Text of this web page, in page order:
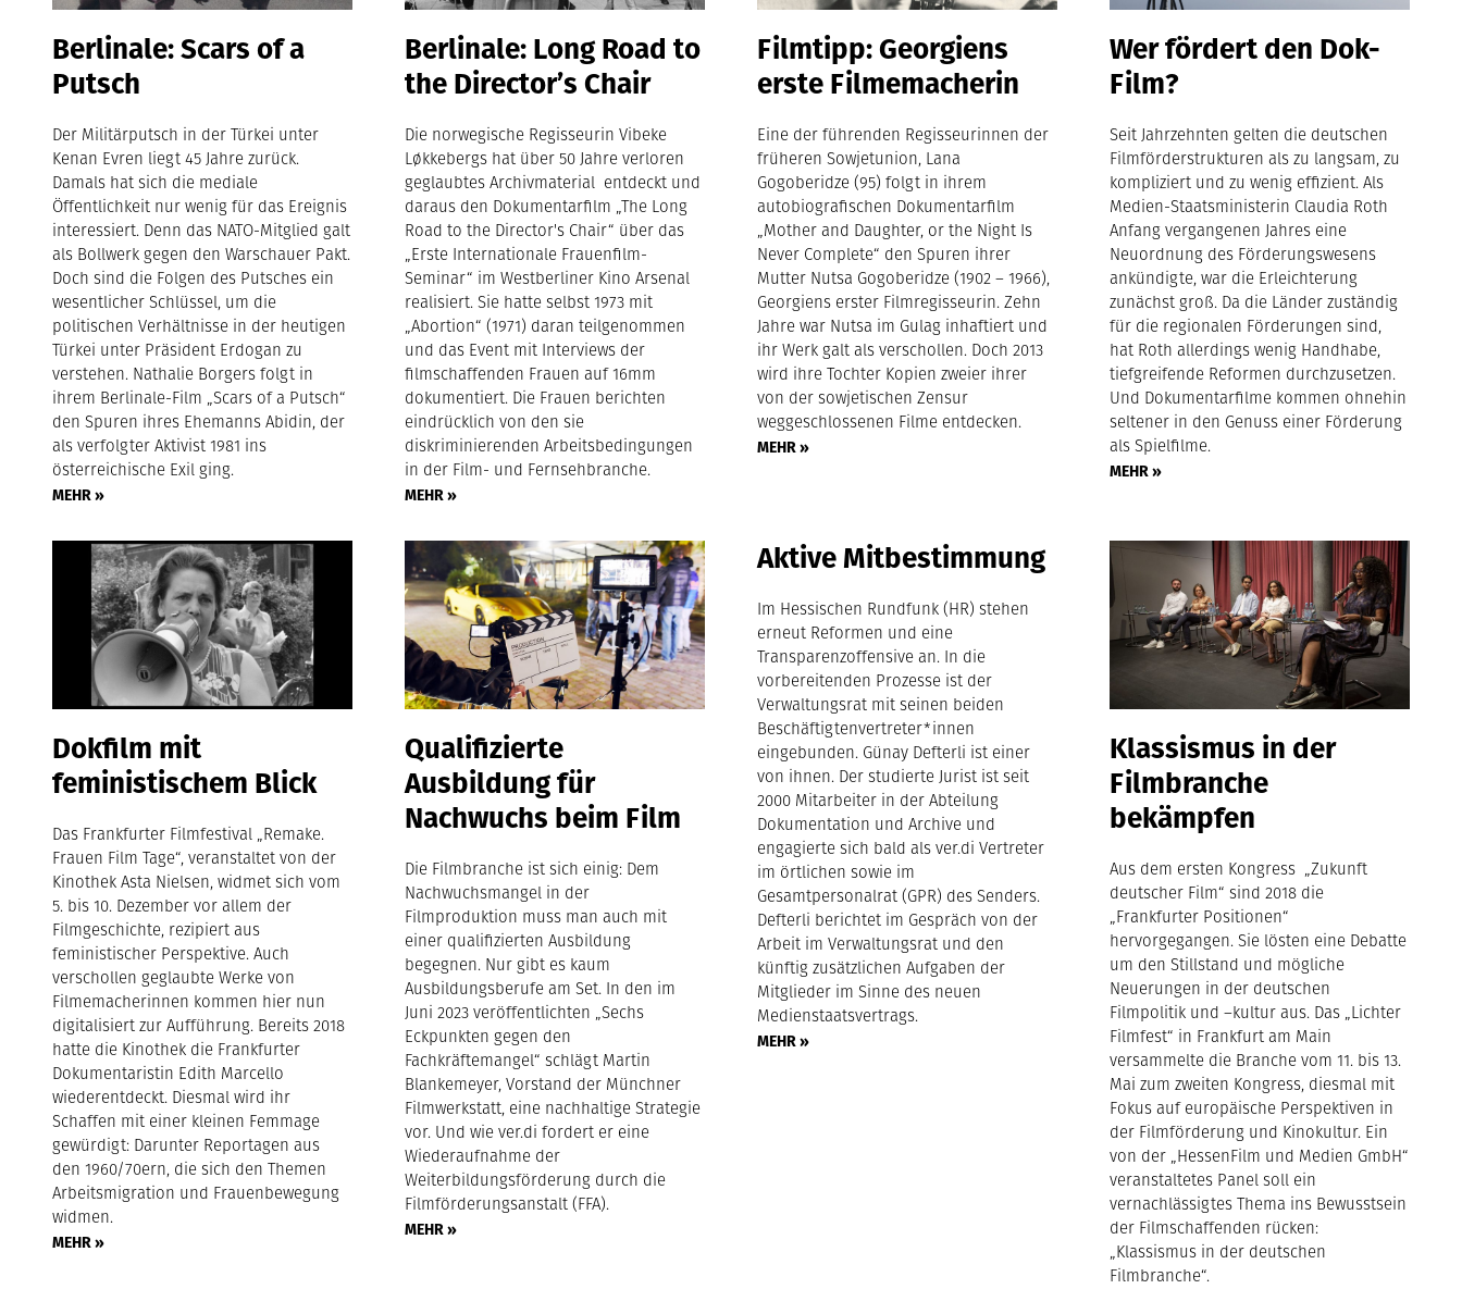
Berlinale: Scars of a
Putsch
Der Militärputsch in der Türkei unter
Kenan Evren liegt 45 Jahre zurück.
Damals hat sich die mediale
Öffentlichkeit nur wenig für das Ereignis
interessiert. Denn das NATO-Mitglied galt
als Bollwerk gegen den Warschauer Pakt.
Doch sind die Folgen des Putsches ein
wesentlicher Schlüssel, um die
politischen Verhältnisse in der heutigen
Türkei unter Präsident Erdogan zu
verstehen. Nathalie Borgers folgt in
ihrem Berlinale-Film „Scars of a Putsch“
den Spuren ihres Ehemanns Abidin, der
als verfolgter Aktivist 1981 ins
österreichische Exil ging.
MEHR »
Berlinale: Long Road to
the Director’s Chair
Die norwegische Regisseurin Vibeke
Løkkebergs hat über 50 Jahre verloren
geglaubtes Archivmaterial entdeckt und
daraus den Dokumentarfilm „The Long
Road to the Director's Chair“ über das
„Erste Internationale Frauenfilm-
Seminar“ im Westberliner Kino Arsenal
realisiert. Sie hatte selbst 1973 mit
„Abortion“ (1971) daran teilgenommen
und das Event mit Interviews der
filmschaffenden Frauen auf 16mm
dokumentiert. Die Frauen berichten
eindrücklich von den sie
diskriminierenden Arbeitsbedingungen
in der Film- und Fernsehbranche.
MEHR »
Filmtipp: Georgiens
erste Filmemacherin
Eine der führenden Regisseurinnen der
früheren Sowjetunion, Lana
Gogoberidze (95) folgt in ihrem
autobiografischen Dokumentarfilm
„Mother and Daughter, or the Night Is
Never Complete“ den Spuren ihrer
Mutter Nutsa Gogoberidze (1902 – 1966),
Georgiens erster Filmregisseurin. Zehn
Jahre war Nutsa im Gulag inhaftiert und
ihr Werk galt als verschollen. Doch 2013
wird ihre Tochter Kopien zweier ihrer
von der sowjetischen Zensur
weggeschlossenen Filme entdecken.
MEHR »
Wer fördert den Dok-
Film?
Seit Jahrzehnten gelten die deutschen
Filmförderstrukturen als zu langsam, zu
kompliziert und zu wenig effizient. Als
Medien-Staatsministerin Claudia Roth
Anfang vergangenen Jahres eine
Neuordnung des Förderungswesens
ankündigte, war die Erleichterung
zunächst groß. Da die Länder zuständig
für die regionalen Förderungen sind,
hat Roth allerdings wenig Handhabe,
tiefgreifende Reformen durchzusetzen.
Und Dokumentarfilme kommen ohnehin
seltener in den Genuss einer Förderung
als Spielfilme.
MEHR »
Dokfilm mit
feministischem Blick
Das Frankfurter Filmfestival „Remake.
Frauen Film Tage“, veranstaltet von der
Kinothek Asta Nielsen, widmet sich vom
5. bis 10. Dezember vor allem der
Filmgeschichte, rezipiert aus
feministischer Perspektive. Auch
verschollen geglaubte Werke von
Filmemacherinnen kommen hier nun
digitalisiert zur Aufführung. Bereits 2018
hatte die Kinothek die Frankfurter
Dokumentaristin Edith Marcello
wiederentdeckt. Diesmal wird ihr
Schaffen mit einer kleinen Femmage
gewürdigt: Darunter Reportagen aus
den 1960/70ern, die sich den Themen
Arbeitsmigration und Frauenbewegung
widmen.
MEHR »
Qualifizierte
Ausbildung für
Nachwuchs beim Film
Die Filmbranche ist sich einig: Dem
Nachwuchsmangel in der
Filmproduktion muss man auch mit
einer qualifizierten Ausbildung
begegnen. Nur gibt es kaum
Ausbildungsberufe am Set. In den im
Juni 2023 veröffentlichten „Sechs
Eckpunkten gegen den
Fachkräftemangel“ schlägt Martin
Blankemeyer, Vorstand der Münchner
Filmwerkstatt, eine nachhaltige Strategie
vor. Und wie ver.di fordert er eine
Wiederaufnahme der
Weiterbildungsförderung durch die
Filmförderungsanstalt (FFA).
MEHR »
Aktive Mitbestimmung
Im Hessischen Rundfunk (HR) stehen
erneut Reformen und eine
Transparenzoffensive an. In die
vorbereitenden Prozesse ist der
Verwaltungsrat mit seinen beiden
Beschäftigtenvertreter*innen
eingebunden. Günay Defterli ist einer
von ihnen. Der studierte Jurist ist seit
2000 Mitarbeiter in der Abteilung
Dokumentation und Archive und
engagierte sich bald als ver.di Vertreter
im örtlichen sowie im
Gesamtpersonalrat (GPR) des Senders.
Defterli berichtet im Gespräch von der
Arbeit im Verwaltungsrat und den
künftig zusätzlichen Aufgaben der
Mitglieder im Sinne des neuen
Medienstaatsvertrags.
MEHR »
Klassismus in der
Filmbranche
bekämpfen
Aus dem ersten Kongress „Zukunft
deutscher Film“ sind 2018 die
„Frankfurter Positionen“
hervorgegangen. Sie lösten eine Debatte
um den Stillstand und mögliche
Neuerungen in der deutschen
Filmpolitik und –kultur aus. Das „Lichter
Filmfest“ in Frankfurt am Main
versammelte die Branche vom 11. bis 13.
Mai zum zweiten Kongress, diesmal mit
Fokus auf europäische Perspektiven in
der Filmförderung und Kinokultur. Ein
von der „HessenFilm und Medien GmbH“
veranstaltetes Panel soll ein
vernachlässigtes Thema ins Bewusstsein
der Filmschaffenden rücken:
„Klassismus in der deutschen
Filmbranche“.